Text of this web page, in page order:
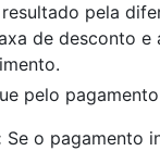
pela
de desconto e
pelo
Se o pagamento